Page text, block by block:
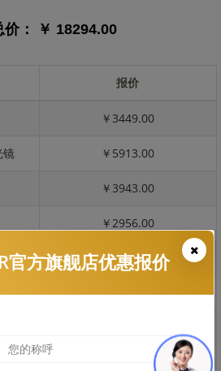
： ￥ 18294.00
报价
￥3449.00
镜 ￥5913.00
￥3943.00
￥2956.00
￥591.00
￥3093.00
￥2060.00
官方旗舰店优惠报价